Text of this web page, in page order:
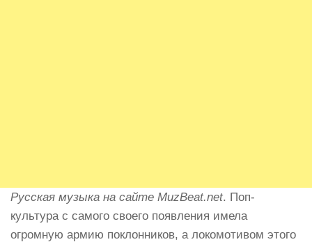
Русская музыка на сайте MuzBeat.net. Поп-
культура с самого своего появления имела
огромную армию поклонников, а локомотивом этого